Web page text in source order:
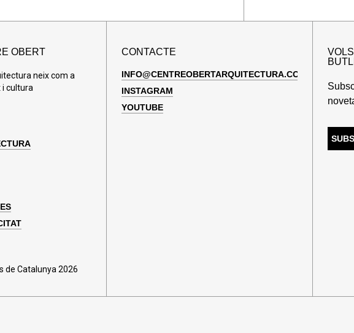
OBERT
neix com a
i cultura
de Catalunya 2026
CONTACTE
INFO@CENTREOBERTARQUITECTURA.COM
INSTAGRAM
YOUTUBE